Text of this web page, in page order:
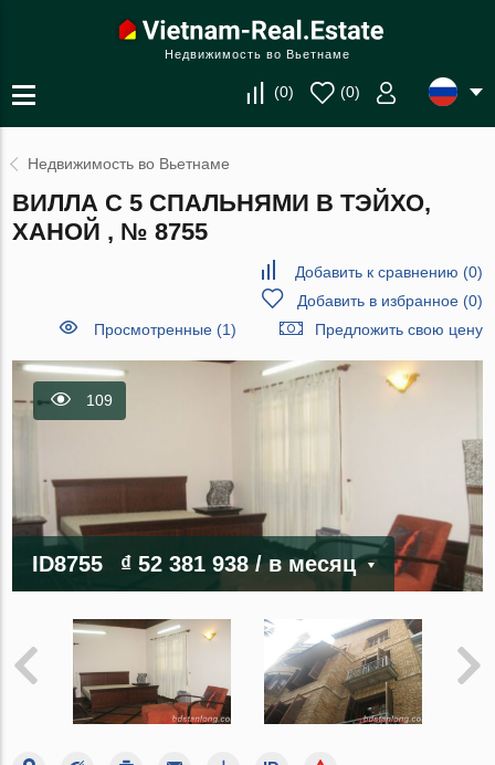
Недвижимость во Вьетнаме
(0) (0)
Недвижимость во Вьетнаме
ВИЛЛА С 5 СПАЛЬНЯМИ В ТЭЙХО,
ХАНОЙ , № 8755
Добавить к сравнению (0)
Добавить в избранное(0)
Просмотренные (1)
Предложить свою цену
109
ID8755 ₫ 52 381 938/ в месяц